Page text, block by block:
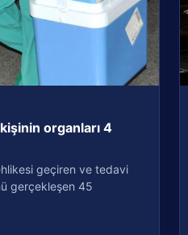
organları 4
geçiren ve tedavi
gerçekleşen 45